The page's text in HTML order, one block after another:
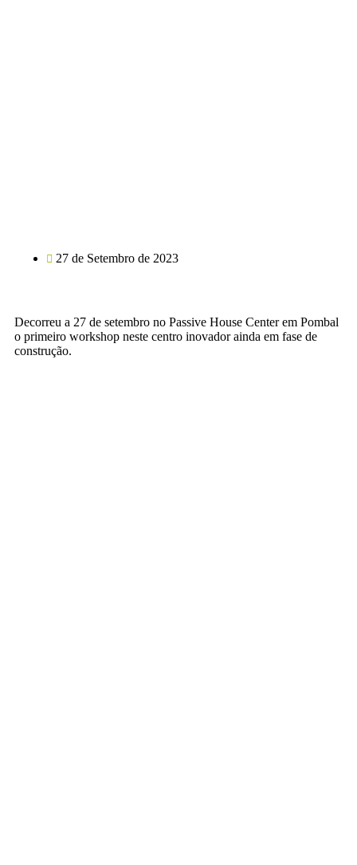
27 de Setembro de 2023
Decorreu a 27 de setembro no Passive House Center em Pombal
o primeiro workshop neste centro inovador ainda em fase de
construção.